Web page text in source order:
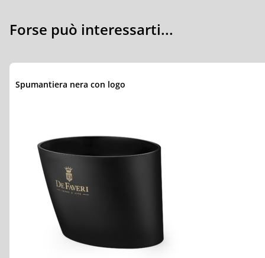
Forse può interessarti...
Spumantiera nera con logo